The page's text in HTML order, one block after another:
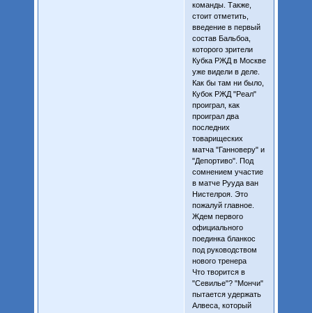
команды. Также,
стоит отметить,
введение в первый
состав Бальбоа,
которого зрители
Кубка РЖД в Москве
уже видели в деле.
Как бы там ни было,
Кубок РЖД "Реал"
проиграл, как
проиграл два
последних
товарищеских
матча "Ганноверу" и
"Депортиво". Под
сомнением участие
в матче Рууда ван
Нистелроя. Это
пожалуй главное.
Ждем первого
официального
поединка бланкос
под руководством
нового тренера
Что творится в
"Севилье"? "Мончи"
пытается удержать
Алвеса, который